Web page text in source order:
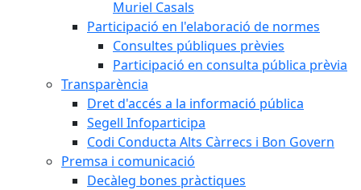
Muriel Casals
Participació en l'elaboració de normes
Consultes públiques prèvies
Participació en consulta pública prèvia
Transparència
Dret d'accés a la informació pública
Segell Infoparticipa
Codi Conducta Alts Càrrecs i Bon Govern
Premsa i comunicació
Decàleg bones pràctiques